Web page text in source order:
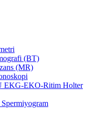
(BT)
(MR)
EKG-EKO-Ritim Holter